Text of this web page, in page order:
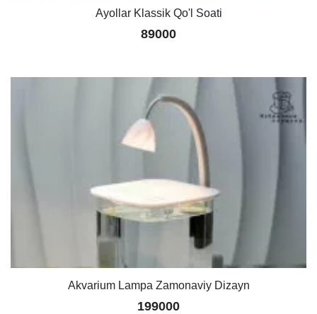
Ayollar Klassik Qo'l Soati
89000
Akvarium Lampa Zamonaviy Dizayn
199000